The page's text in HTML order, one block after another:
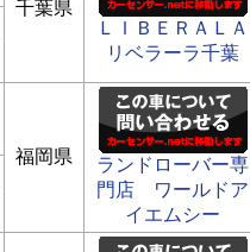
千葉県
ＬＩＢＥＲＡＬＡ
リベラーラ千葉
福岡県
ランドローバー専
門店 ワールドア
イエムシー